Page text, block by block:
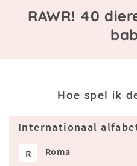
RAWR! 40
Hoe spel ik
Internationaal
R Roma